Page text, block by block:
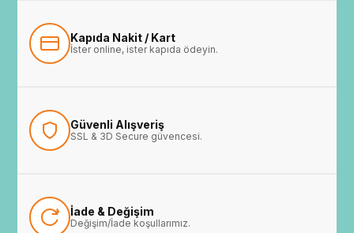
Kapıda Nakit / Kart
İster online, ister kapıda ödeyin.
Güvenli Alışveriş
SSL & 3D Secure güvencesi.
İade & Değişim
Değişim/İade koşullarımız.